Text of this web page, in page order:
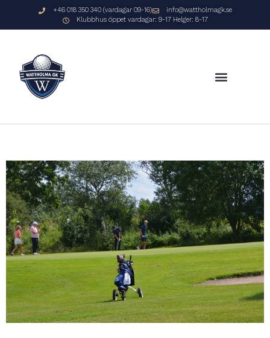
+46 018 350 340 (vardagar 09-16)
info@wattholmagk.se
Klubbhus öppet vardagar: 9-17 Helger: 8-17